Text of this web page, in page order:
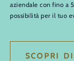
aziendale con fino a
possibilità per il tuo
SCOPRI